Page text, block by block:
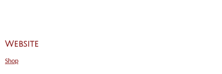
Website
Shop